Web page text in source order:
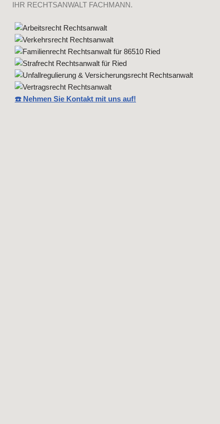
IHR RECHTSANWALT FACHMANN.
☎️ Nehmen Sie Kontakt mit uns auf!